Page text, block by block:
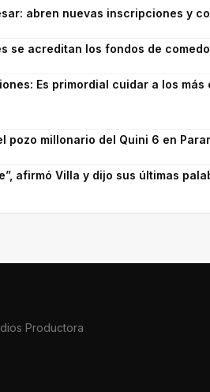
abren nuevas inscripciones y
se acreditan los fondos de
Es primordial cuidar a los
pozo millonario del Quini 6 en
afirmó Villa y dijo sus últimas
Productora